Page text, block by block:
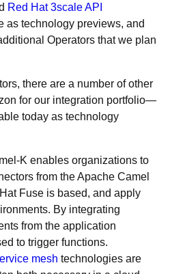
Red Hat 3scale API
as technology previews, and
Operators that we plan
there are a number of other
for our integration portfolio—
today as technology
K enables organizations to
from the Apache Camel
Fuse is based, and apply
By integrating
from the application
to trigger functions.
mesh technologies are